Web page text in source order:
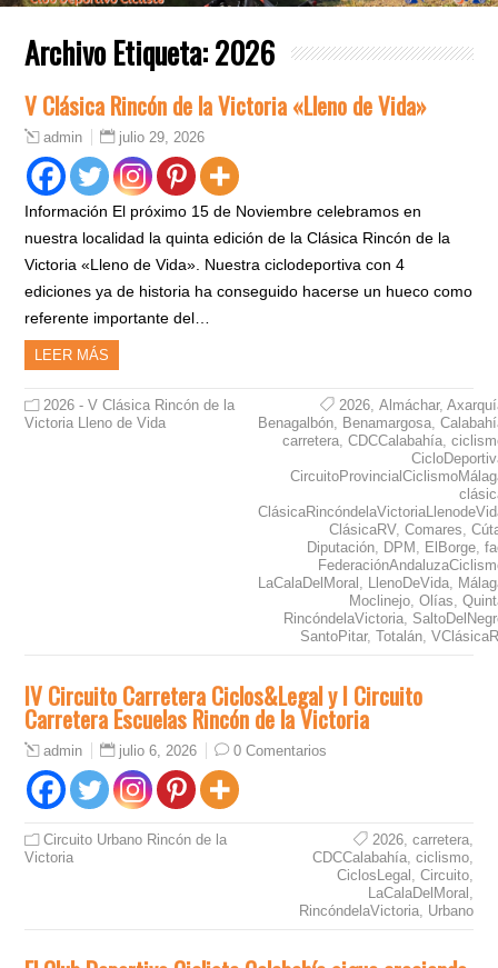
Archivo Etiqueta:2026
V Clásica Rincón de la Victoria «Lleno de Vida»
admin julio 29, 2026
Información El próximo 15 de Noviembre celebramos en
nuestra localidad la quinta edición de la Clásica Rincón de la
Victoria «Lleno de Vida». Nuestra ciclodeportiva con 4
ediciones ya de historia ha conseguido hacerse un hueco como
referente importante del…
LEER MÁS
2026 - V Clásica Rincón de la
Victoria Lleno de Vida
2026 ,Almáchar,
Benagalbón Benamargosa ,
carretera ,CDCCalabahía ,
ClásicaRV,Comares ,
Diputación DPM ElBorge ,
LaCalaDelMoral
LlenoDeVida
Moclinejo ,Olías ,
RincóndelaVictoria
SantoPitar,Totalán ,
IV Circuito Carretera Ciclos&Legal y I Circuito
Carretera Escuelas Rincón de la Victoria
admin julio 6, 2026 0 Comentarios
Circuito Urbano Rincón de la
Victoria
2026, carretera,
CDCCalabahía, ciclismo,
CiclosLegal Circuito,
LaCalaDelMoral
RincóndelaVictoria, Urbano